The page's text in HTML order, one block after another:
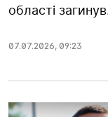
області
07.07.2026, 09:23